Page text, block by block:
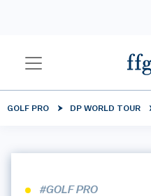
GOLF PRO DP WORLD TOUR
#GOLF PRO